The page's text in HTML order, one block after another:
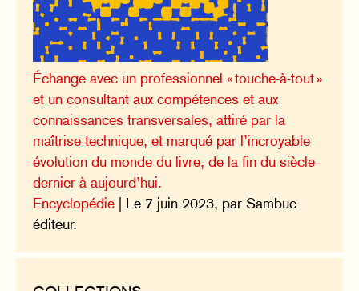
Échange avec un professionnel « touche-à-tout »
et un consultant aux compétences et aux
connaissances transversales, attiré par la
maîtrise technique, et marqué par l’incroyable
évolution du monde du livre, de la fin du siècle
dernier à aujourd’hui.
Encyclopédie | Le 7 juin 2023, par Sambuc
éditeur.